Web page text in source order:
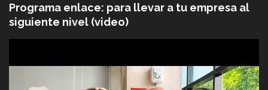
Programa enlace: para llevar a tu empresa al
siguiente nivel (video)